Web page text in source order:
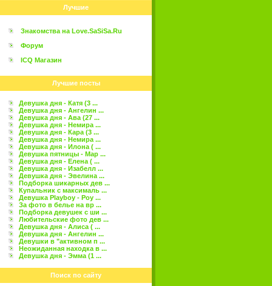
Лучшие
Знакомства на Love.SaSiSa.Ru
Форум
ICQ Магазин
Лучшие посты
Девушка дня - Катя (3 ...
Девушка дня - Ангелин ...
Девушка дня - Ава (27 ...
Девушка дня - Немира ...
Девушка дня - Кара (3 ...
Девушка дня - Немира ...
Девушка дня - Илона ( ...
Девушка пятницы - Мар ...
Девушка дня - Елена ( ...
Девушка дня - Изабелл ...
Девушка дня - Эвелина ...
Подборка шикарных дев ...
Купальник с максималь ...
Девушка Playboy - Роу ...
За фото в белье на вр ...
Подборка девушек с ши ...
Любительские фото дев ...
Девушка дня - Алиса ( ...
Девушка дня - Ангелин ...
Девушки в "активном п ...
Неожиданная находка в ...
Девушка дня - Эмма (1 ...
Поиск по сайту